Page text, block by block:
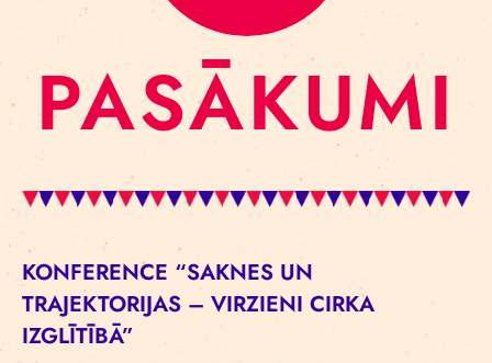
PASĀKUMI
KONFERENCE “SAKNES UN
TRAJEKTORIJAS – VIRZIENI CIRKA
IZGLĪTĪBĀ”